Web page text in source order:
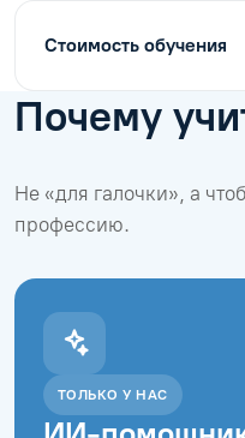
Стоимость обучения
Почему
Не «для галочки», а
профессию.
ТОЛЬКО У НАС